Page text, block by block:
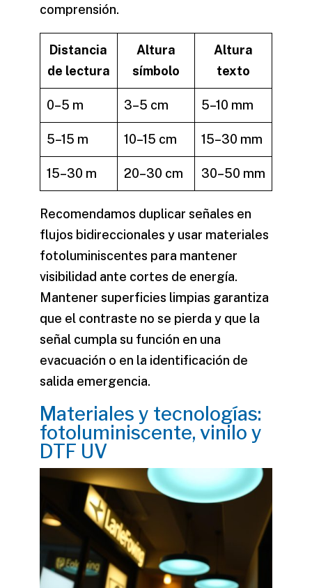
comprensión.
Distancia
de lectura
Altura
símbolo
Altura
texto
0–5 m 3–5 cm 5–10 mm
5–15 m 10–15 cm 15–30 mm
15–30 m 20–30 cm 30–50 mm
Recomendamos duplicar señales en
flujos bidireccionales y usar materiales
fotoluminiscentes para mantener
visibilidad ante cortes de energía.
Mantener superficies limpias garantiza
que el contraste no se pierda y que la
señal cumpla su función en una
evacuación o en la identificación de
salida emergencia.
Materiales y tecnologías:
fotoluminiscente, vinilo y
DTF UV